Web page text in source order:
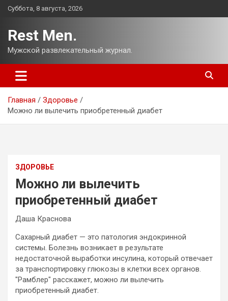
Перейти
Суббота, 8 августа, 2026
Rest Men.
Мужской развлекательный журнал.
Главная
Здоровье
Можно ли вылечить приобретенный диабет
ЗДОРОВЬЕ
Можно ли вылечить
приобретенный диабет
Даша Краснова
Cахарный диабет — это патология эндокринной
системы. Болезнь возникает в результате
недостаточной выработки инсулина, который отвечает
за транспортировку глюкозы в клетки всех органов.
"Рамблер" расскажет, можно ли вылечить
приобретенный диабет.